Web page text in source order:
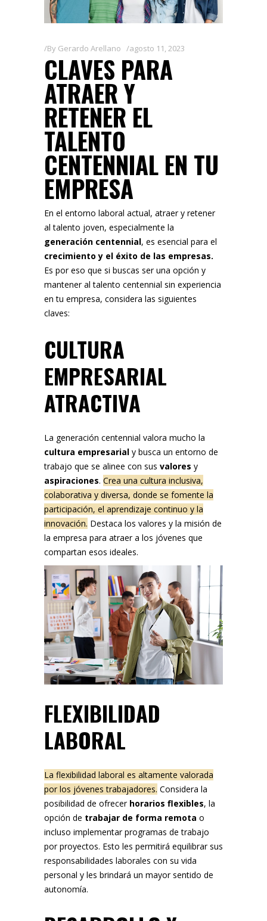
By Gerardo Arellano agosto 11, 2023
CLAVES PARA
ATRAER Y
RETENER EL
TALENTO
CENTENNIAL EN TU
EMPRESA
En el entorno laboral actual, atraer y retener
al talento joven, especialmente la
generación centennial, es esencial para el
crecimiento y el éxito de las empresas.
Es por eso que si buscas ser una opción y
mantener al talento centennial sin experiencia
en tu empresa, considera las siguientes
claves:
CULTURA
EMPRESARIAL
ATRACTIVA
La generación centennial valora mucho la
cultura empresarial y busca un entorno de
trabajo que se alinee con sus valores y
aspiraciones. Crea una cultura inclusiva,
colaborativa y diversa, donde se fomente la
participación, el aprendizaje continuo y la
innovación. Destaca los valores y la misión de
la empresa para atraer a los jóvenes que
compartan esos ideales.
FLEXIBILIDAD
LABORAL
La flexibilidad laboral es altamente valorada
por los jóvenes trabajadores. Considera la
posibilidad de ofrecer horarios flexibles, la
opción de trabajar de forma remota o
incluso implementar programas de trabajo
por proyectos. Esto les permitirá equilibrar sus
responsabilidades laborales con su vida
personal y les brindará un mayor sentido de
autonomía.